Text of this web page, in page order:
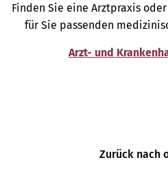
Finden Sie eine Arztpraxis
für Sie passenden
Arzt- und
Zurück nach